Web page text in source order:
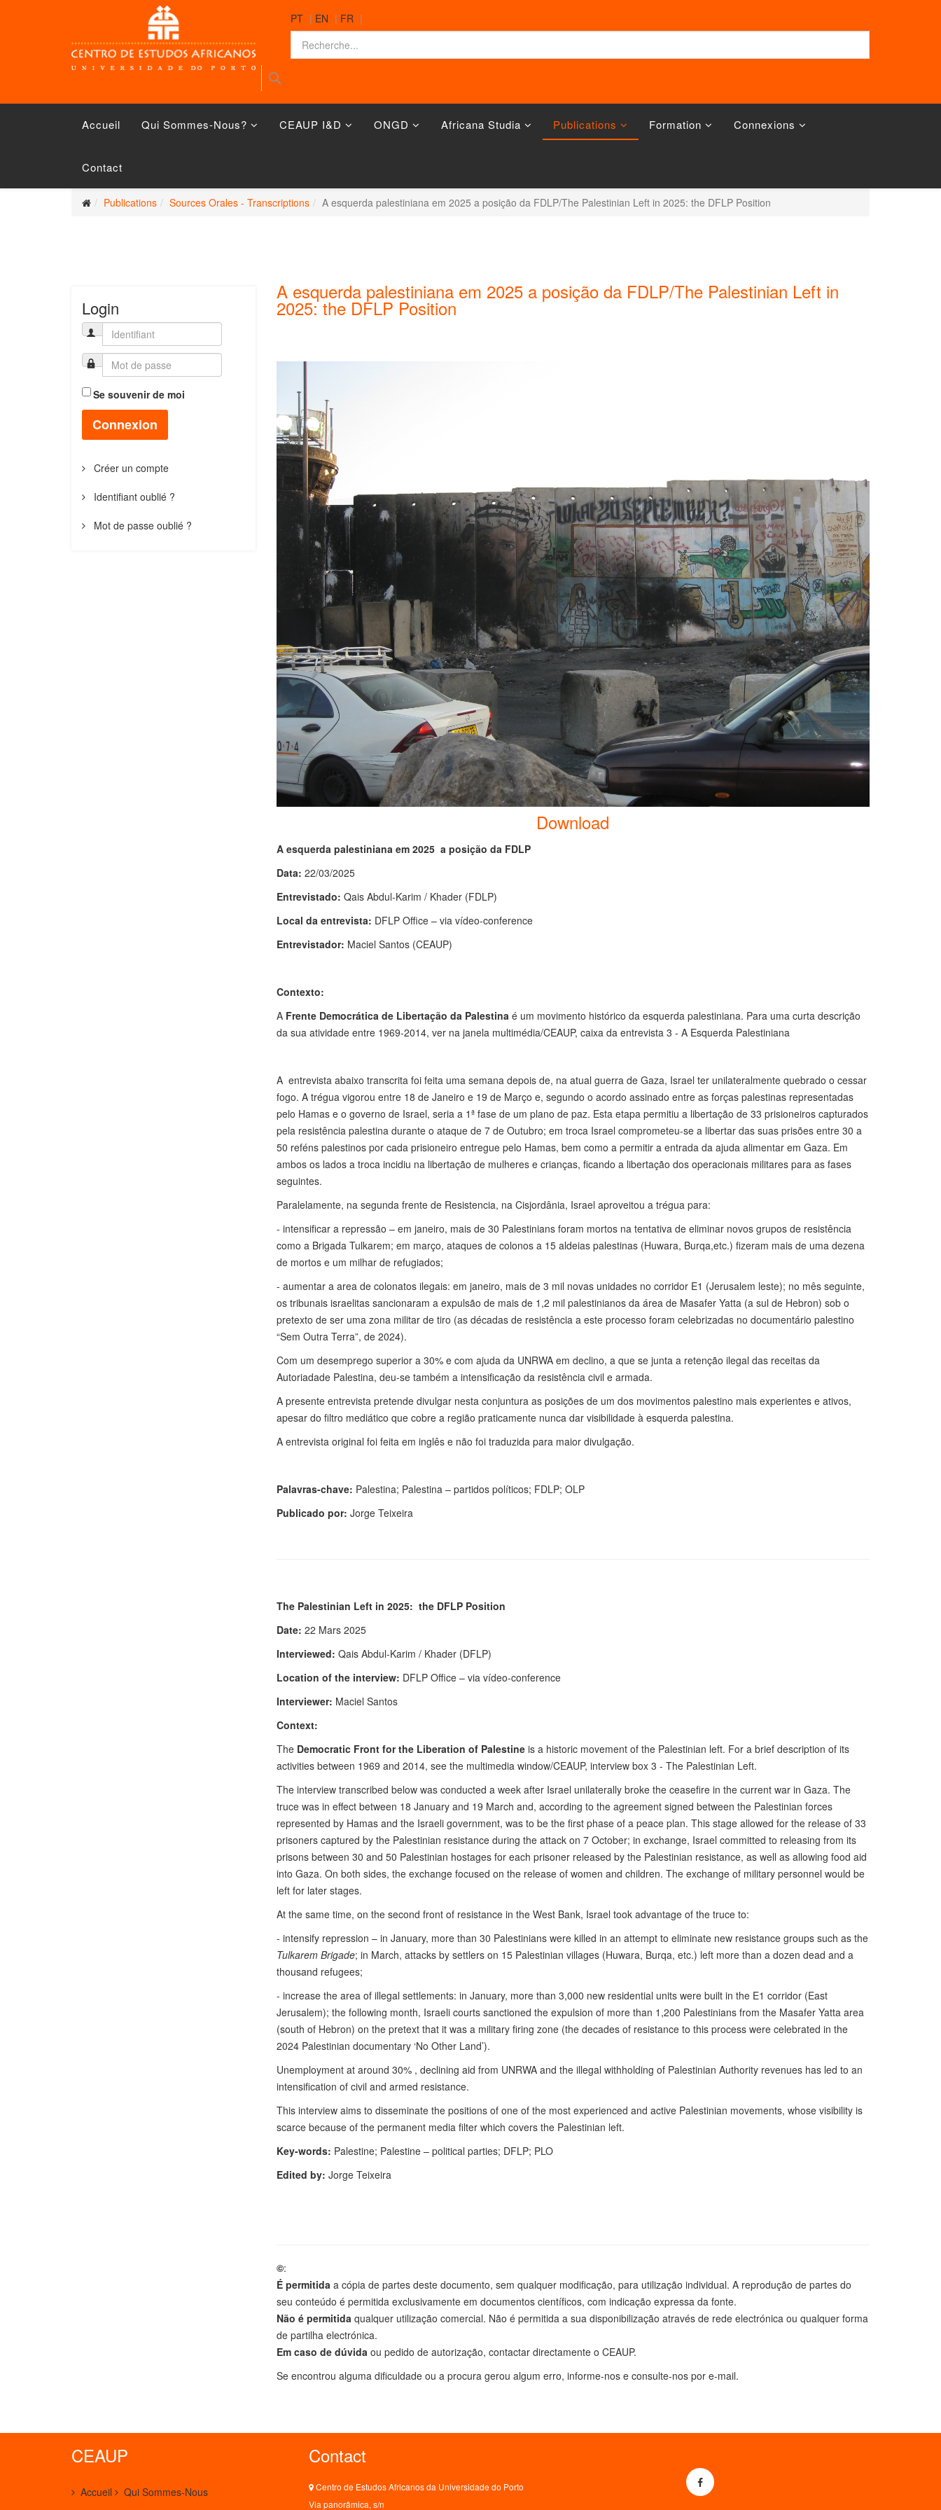
PT | EN | FR |
Accueil Qui Sommes-Nous? CEAUP I&D ONGD Africana Studia Publications Formation Connexions
Contact
Publications Sources Orales - Transcriptions A esquerda palestiniana em 2025 a posição da FDLP/The Palestinian Left in 2025: the DFLP Position
Login
Se souvenir de moi
Connexion
Créer un compte
Identifiant oublié ?
Mot de passe oublié ?
A esquerda palestiniana em 2025 a posição da FDLP/The Palestinian Left in
2025: the DFLP Position
Download
A esquerda palestiniana em 2025 a posição da FDLP
Data: 22/03/2025
Entrevistado: Qais Abdul-Karim / Khader (FDLP)
Local da entrevista: DFLP Office – via vídeo-conference
Entrevistador: Maciel Santos (CEAUP)
Contexto:
A Frente Democrática de Libertação da Palestina é um movimento histórico da esquerda palestiniana. Para uma curta descrição
da sua atividade entre 1969-2014, ver na janela multimédia/CEAUP, caixa da entrevista 3 - A Esquerda Palestiniana
A entrevista abaixo transcrita foi feita uma semana depois de, na atual guerra de Gaza, Israel ter unilateralmente quebrado o cessar
fogo. A trégua vigorou entre 18 de Janeiro e 19 de Março e, segundo o acordo assinado entre as forças palestinas representadas
pelo Hamas e o governo de Israel, seria a 1ª fase de um plano de paz. Esta etapa permitiu a libertação de 33 prisioneiros capturados
pela resistência palestina durante o ataque de 7 de Outubro; em troca Israel comprometeu-se a libertar das suas prisões entre 30 a
50 reféns palestinos por cada prisioneiro entregue pelo Hamas, bem como a permitir a entrada da ajuda alimentar em Gaza. Em
ambos os lados a troca incidiu na libertação de mulheres e crianças, ficando a libertação dos operacionais militares para as fases
seguintes.
Paralelamente, na segunda frente de Resistencia, na Cisjordânia, Israel aproveitou a trégua para:
- intensificar a repressão – em janeiro, mais de 30 Palestinians foram mortos na tentativa de eliminar novos grupos de resistência
como a Brigada Tulkarem; em março, ataques de colonos a 15 aldeias palestinas (Huwara, Burqa,etc.) fizeram mais de uma dezena
de mortos e um milhar de refugiados;
- aumentar a area de colonatos ilegais: em janeiro, mais de 3 mil novas unidades no corridor E1 (Jerusalem leste); no mês seguinte,
os tribunais israelitas sancionaram a expulsão de mais de 1,2 mil palestinianos da área de Masafer Yatta (a sul de Hebron) sob o
pretexto de ser uma zona militar de tiro (as décadas de resistência a este processo foram celebrizadas no documentário palestino
“Sem Outra Terra”, de 2024).
Com um desemprego superior a 30% e com ajuda da UNRWA em declino, a que se junta a retenção ilegal das receitas da
Autoriadade Palestina, deu-se também a intensificação da resistência civil e armada.
A presente entrevista pretende divulgar nesta conjuntura as posições de um dos movimentos palestino mais experientes e ativos,
apesar do filtro mediático que cobre a região praticamente nunca dar visibilidade à esquerda palestina.
A entrevista original foi feita em inglês e não foi traduzida para maior divulgação.
Palavras-chave: Palestina; Palestina – partidos políticos; FDLP; OLP
Publicado por: Jorge Teixeira
The Palestinian Left in 2025: the DFLP Position
Date: 22 Mars 2025
Interviewed: Qais Abdul-Karim / Khader (DFLP)
Location of the interview: DFLP Office – via vídeo-conference
Interviewer: Maciel Santos
Context:
The Democratic Front for the Liberation of Palestineis a historic movement of the Palestinian left. For a brief description of its
activities between 1969 and 2014, see the multimedia window/CEAUP, interview box 3 - The Palestinian Left.
The interview transcribed below was conducted a week after Israel unilaterally broke the ceasefire in the current war in Gaza. The
truce was in effect between 18 January and 19 March and, according to the agreement signed between the Palestinian forces
represented by Hamas and the Israeli government, was to be the first phase of a peace plan. This stage allowed for the release of 33
prisoners captured by the Palestinian resistance during the attack on 7 October; in exchange, Israel committed to releasing from its
prisons between 30 and 50 Palestinian hostages for each prisoner released by the Palestinian resistance, as well as allowing food aid
into Gaza. On both sides, the exchange focused on the release of women and children. The exchange of military personnel would be
left for later stages.
At the same time, on the second front of resistance in the West Bank, Israel took advantage of the truce to:
- intensify repression – in January, more than 30 Palestinians were killed in an attempt to eliminate new resistance groups such as the
Tulkarem Brigade; in March, attacks by settlers on 15 Palestinian villages (Huwara, Burqa, etc.) left more than a dozen dead and a
thousand refugees;
- increase the area of illegal settlements: in January, more than 3,000 new residential units were built in the E1 corridor (East
Jerusalem); the following month, Israeli courts sanctioned the expulsion of more than 1,200 Palestinians from the Masafer Yatta area
(south of Hebron) on the pretext that it was a military firing zone (the decades of resistance to this process were celebrated in the
2024 Palestinian documentary ‘No Other Land’).
Unemployment at around 30% , declining aid from UNRWA and the illegal withholding of Palestinian Authority revenues has led to an
intensification of civil and armed resistance.
This interview aims to disseminate the positions of one of the most experienced and active Palestinian movements, whose visibility is
scarce because of the permanent media filter which covers the Palestinian left.
Key-words: Palestine; Palestine – political parties; DFLP; PLO
Edited by: Jorge Teixeira
©:
É permitida a cópia de partes deste documento, sem qualquer modificação, para utilização individual. A reprodução de partes do
seu conteúdo é permitida exclusivamente em documentos científicos, com indicação expressa da fonte.
Não é permitida qualquer utilização comercial. Não é permitida a sua disponibilização através de rede electrónica ou qualquer forma
de partilha electrónica.
Em caso de dúvida ou pedido de autorização, contactar directamente o CEAUP.
Se encontrou alguma dificuldade ou a procura gerou algum erro, informe-nos e consulte-nos por e-mail.
CEAUP
Accueil Qui Sommes-Nous
Contact
Centro de Estudos Africanos da Universidade do Porto
Via panorâmica, s/n